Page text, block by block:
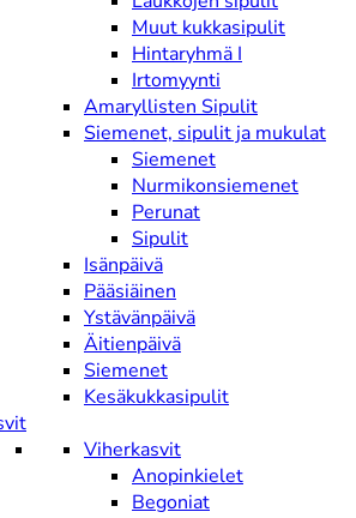
Muut kukkasipulit
Hintaryhmä I
Irtomyynti
Amaryllisten Sipulit
Siemenet, sipulit ja mukulat
Siemenet
Nurmikonsiemenet
Perunat
Sipulit
Isänpäivä
Pääsiäinen
Ystävänpäivä
Äitienpäivä
Siemenet
Kesäkukkasipulit
Viherkasvit
Anopinkielet
Begoniat